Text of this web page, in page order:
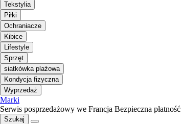
Tekstylia
Piłki
Ochraniacze
Kibice
Lifestyle
Sprzęt
siatkówka plażowa
Kondycja fizyczna
Wyprzedaż
Marki
Serwis posprzedażowy we Francja Bezpieczna płatność
Szukaj